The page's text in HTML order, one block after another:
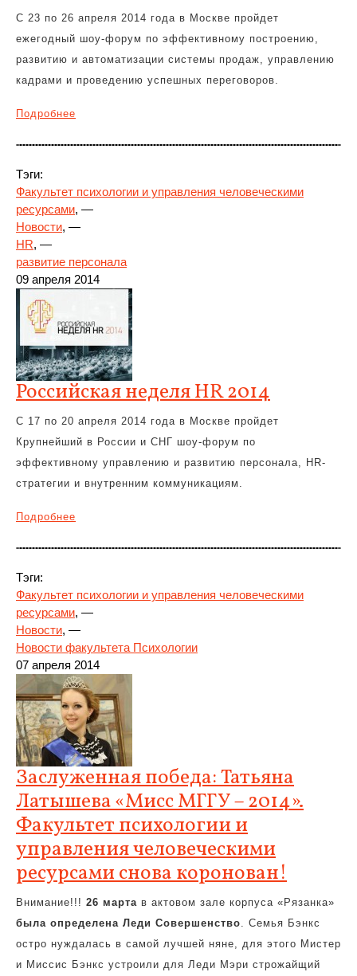
С 23 по 26 апреля 2014 года в Москве пройдет
ежегодный шоу-форум по эффективному построению,
развитию и автоматизации системы продаж, управлению
кадрами и проведению успешных переговоров.
Подробнее
Тэги:
Факультет психологии и управления человеческими
ресурсами, —
Новости, —
HR, —
развитие персонала
09 апреля 2014
Российская неделя HR 2014
C 17 по 20 апреля 2014 года в Москве пройдет
Крупнейший в России и СНГ шоу-форум по
эффективному управлению и развитию персонала, HR-
стратегии и внутренним коммуникациям.
Подробнее
Тэги:
Факультет психологии и управления человеческими
ресурсами, —
Новости, —
Новости факультета Психологии
07 апреля 2014
Заслуженная победа: Татьяна
Латышева «Мисс МГГУ – 2014».
Факультет психологии и
управления человеческими
ресурсами снова коронован!
Внимание!!! 26 марта в актовом зале корпуса «Рязанка»
была определена Леди Совершенство. Семья Бэнкс
остро нуждалась в самой лучшей няне, для этого Мистер
и Миссис Бэнкс устроили для Леди Мэри строжайщий